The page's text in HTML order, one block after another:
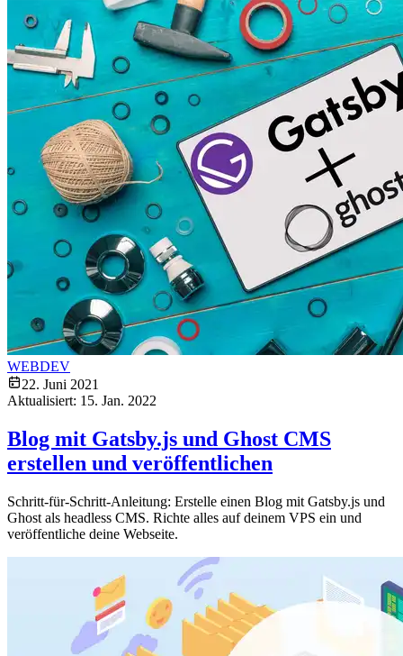
WEBDEV
22. Juni 2021
Aktualisiert: 15. Jan. 2022
Blog mit Gatsby.js und Ghost CMS
erstellen und veröffentlichen
Schritt-für-Schritt-Anleitung: Erstelle einen Blog mit Gatsby.js und
Ghost als headless CMS. Richte alles auf deinem VPS ein und
veröffentliche deine Webseite.